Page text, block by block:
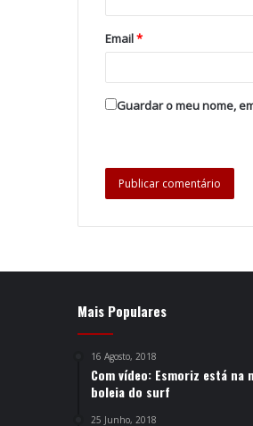
Email*
Guardar o meu nome,
Mais Populares
16 Agosto, 2018
Com vídeo: Esmoriz está na
boleia do surf
25 Junho, 2018